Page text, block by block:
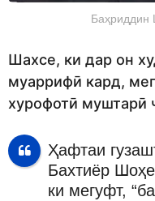
Баҳриддин
Шахсе, ки дар он
муаррифӣ кард,
хурофотӣ муштарӣ
Ҳафтаи
Бахтиёр
ки мегуфт,